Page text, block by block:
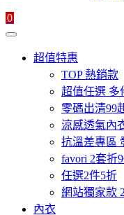
0
超值特惠
TOP 熱銷款
超值任選 多
零碼出清99
涼感透氣內
抗溫差專區
favori 2套折
任選2件5折
網站獨家款
內衣